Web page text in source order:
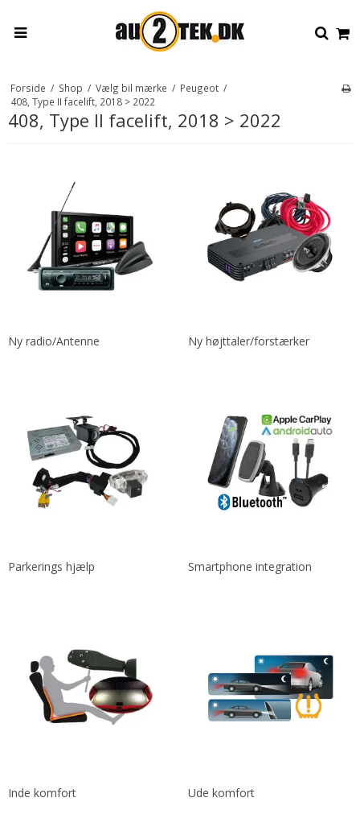
Forside / Shop / Vælg bil mærke / Peugeot /
408, Type II facelift, 2018 > 2022
408, Type II facelift, 2018 > 2022
Ny radio/Antenne Ny højttaler/forstærker
Parkerings hjælp Smartphone integration
Inde komfort Ude komfort